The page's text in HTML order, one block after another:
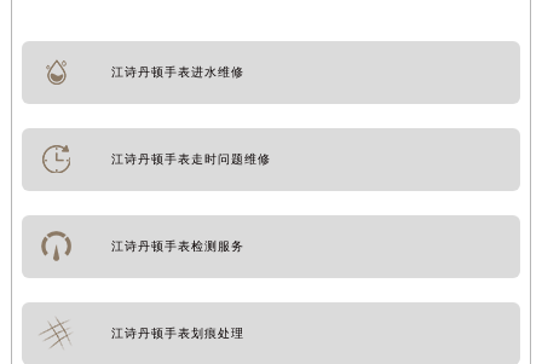
江诗丹顿手表进水维修
江诗丹顿手表走时问题维修
江诗丹顿手表检测服务
江诗丹顿手表划痕处理